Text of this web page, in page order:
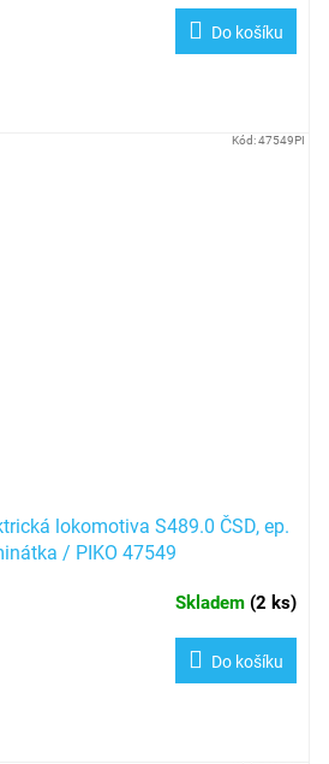
Do košíku
lokomotiva S489.0 ČSD, ep.
/ PIKO 47549
Skladem (2 ks)
Do košíku
Kód:47549PI